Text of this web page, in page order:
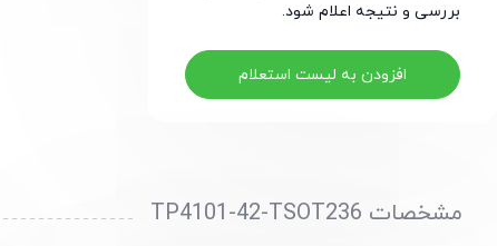
بررسی و نتیجه اعلام شود.
افزودن به لیست استعلام
مشخصات TP4101-42-TSOT236